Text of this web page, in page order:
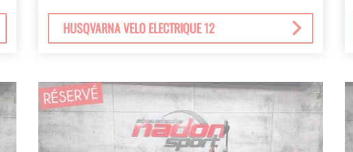
HUSQVARNA VELO ELECTRIQUE 12